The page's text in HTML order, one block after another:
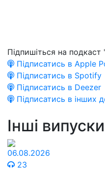
Підпишіться на
Підписатись в Apple
Підписатись в Spotify
Підписатись в Deezer
Підписатись в інших
Інші випуски
06.08.2026
23